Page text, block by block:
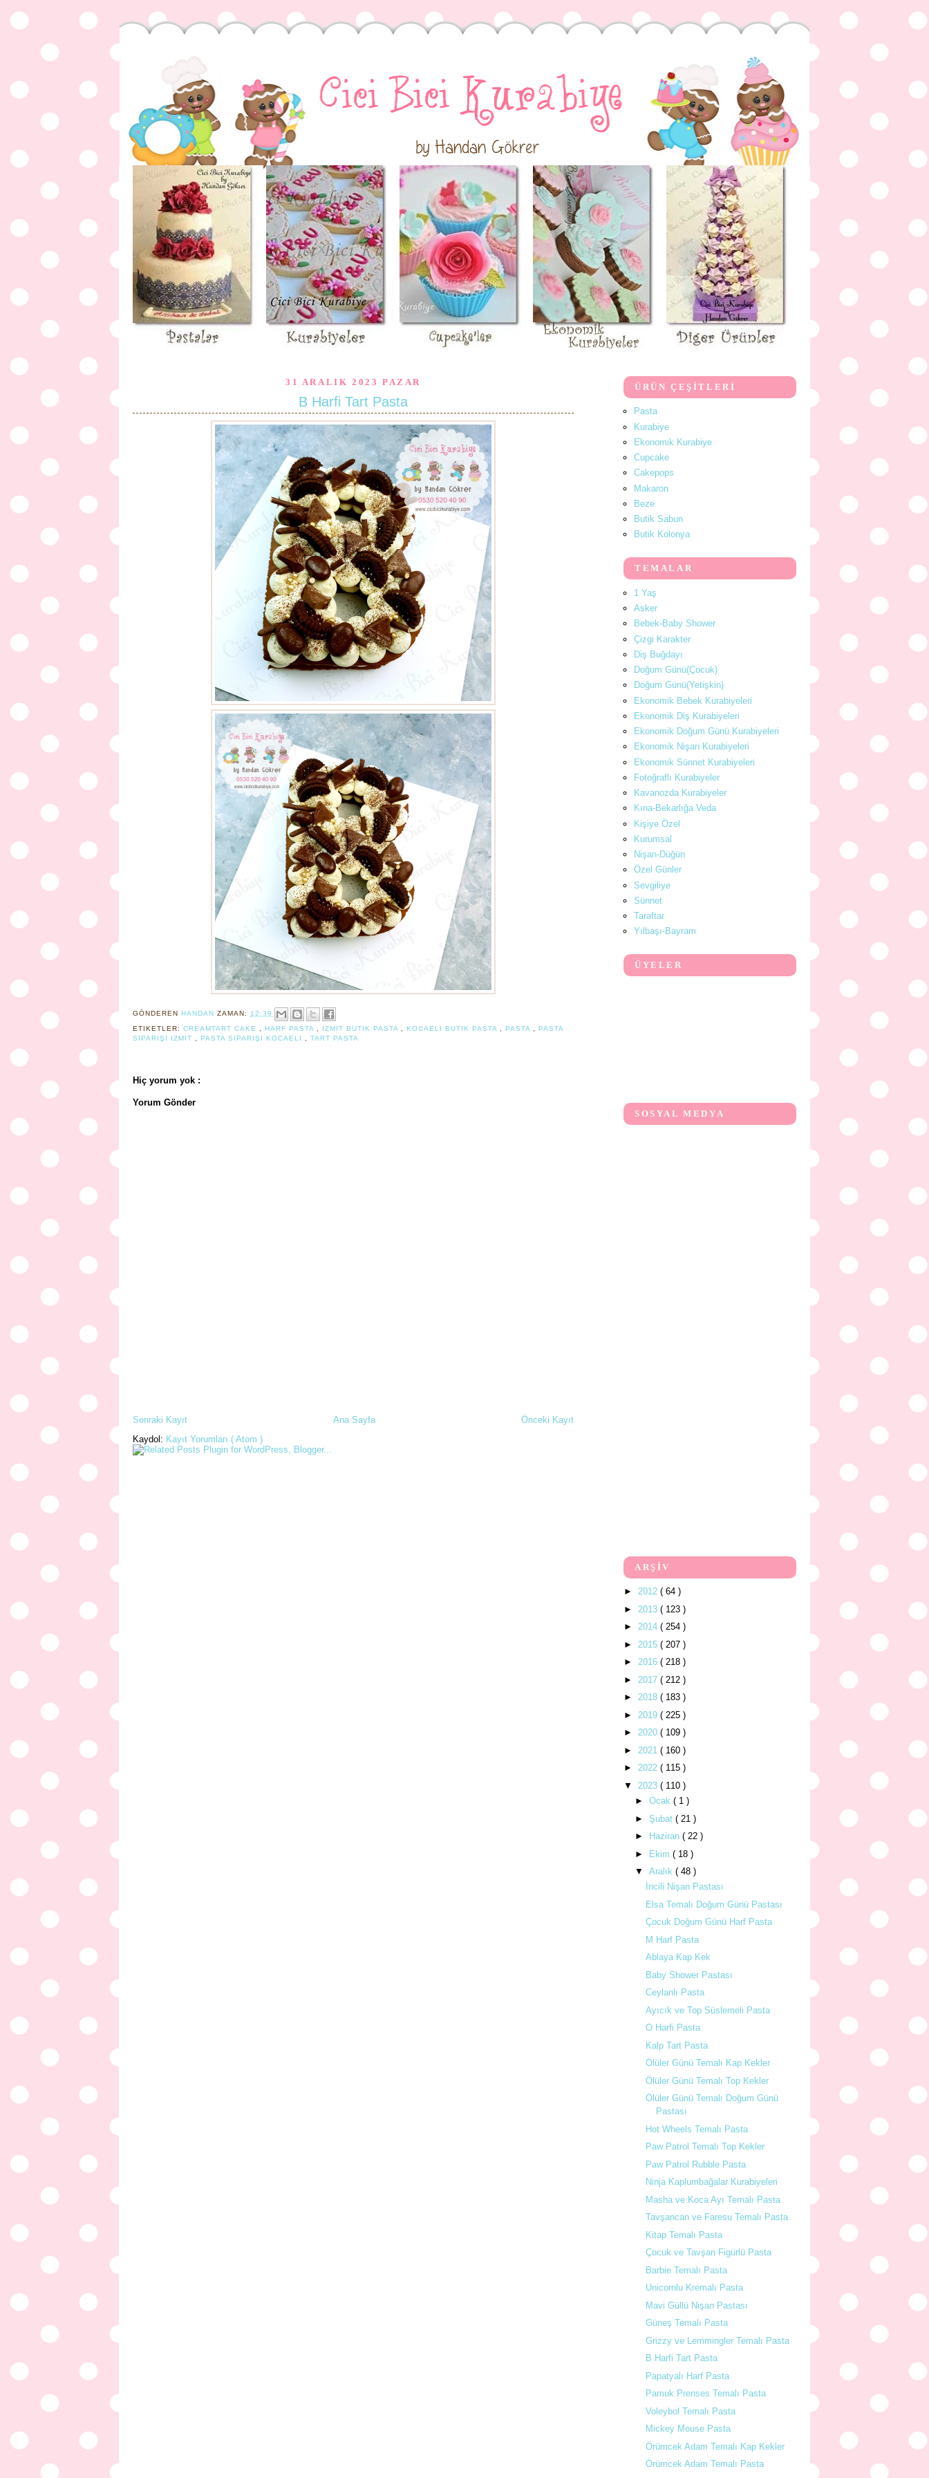
31 ARALIK 2023 PAZAR
B Harfi Tart Pasta
GÖNDEREN HANDAN ZAMAN: 12:39
ETIKETLER: CREAMTART CAKE HARF PASTA IZMIT BUTIK PASTA KOCAELI BUTIK PASTA PASTA
PASTA
SIPARIŞI IZMIT
PASTA SIPARIŞI KOCAELI TART PASTA
Hiç yorum yok :
Yorum Gönder
Sonraki Kayıt Önceki Kayıt
Ana Sayfa
Kaydol: Kayıt Yorumları ( Atom )
ÜRÜN ÇEŞİTLERİ
Pasta
Kurabiye
Ekonomik Kurabiye
Cupcake
Cakepops
Makaron
Beze
Butik Sabun
Butik Kolonya
TEMALAR
1 Yaş
Asker
Bebek-Baby Shower
Çizgi Karakter
Diş Buğdayı
Doğum Günü(Çocuk)
Doğum Günü(Yetişkin)
Ekonomik Bebek Kurabiyeleri
Ekonomik Diş Kurabiyeleri
Ekonomik Doğum Günü Kurabiyeleri
Ekonomik Nişan Kurabiyeleri
Ekonomik Sünnet Kurabiyeleri
Fotoğraflı Kurabiyeler
Kavanozda Kurabiyeler
Kına-Bekarlığa Veda
Kişiye Özel
Kurumsal
Nişan-Düğün
Özel Günler
Sevgiliye
Sünnet
Taraftar
Yılbaşı-Bayram
ÜYELER
SOSYAL MEDYA
ARŞİV
► 2012 ( 64 )
► 2013 ( 123 )
► 2014 ( 254 )
► 2015 ( 207 )
► 2016 ( 218 )
► 2017 ( 212 )
► 2018 ( 183 )
► 2019 ( 225 )
► 2020 ( 109 )
► 2021 ( 160 )
► 2022 ( 115 )
▼ 2023 ( 110 )
► Ocak ( 1 )
► Şubat ( 21 )
►
Haziran ( 22 )
► Ekim ( 18 )
▼ Aralık ( 48 )
İncili Nişan Pastası
Elsa Temalı Doğum Günü Pastası
Çocuk Doğum Günü Harf Pasta
M Harf Pasta
Ablaya Kap Kek
Baby Shower Pastası
Ceylanlı Pasta
Ayıcık ve Top Süslemeli Pasta
O Harfi Pasta
Kalp Tart Pasta
Ölüler Günü Temalı Kap Kekler
Ölüler Günü Temalı Top Kekler
Ölüler Günü Temalı Doğum Günü
Pastası
Hot Wheels Temalı Pasta
Paw Patrol Temalı Top Kekler
Paw Patrol Rubble Pasta
Ninja Kaplumbağalar Kurabiyeleri
Masha ve Koca Ayı Temalı Pasta
Tavşancan ve Faresu Temalı Pasta
Kitap Temalı Pasta
Çocuk ve Tavşan Figürlü Pasta
Barbie Temalı Pasta
Unicornlu Kremalı Pasta
Mavi Güllü Nişan Pastası
Güneş Temalı Pasta
Grizzy ve Lemmingler Temalı Pasta
B Harfi Tart Pasta
Papatyalı Harf Pasta
Pamuk Prenses Temalı Pasta
Voleybol Temalı Pasta
Mickey Mouse Pasta
Örümcek Adam Temalı Kap Kekler
Örümcek Adam Temalı Pasta